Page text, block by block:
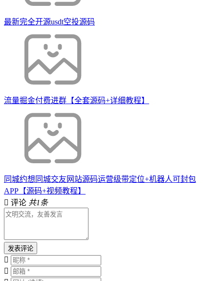
最新完全开源usdt空投源码
流量掘金付费进群【全套源码+详细教程】
同城约想同城交友网站源码运营级带定位+机器人可封包
APP【源码+视频教程】
评论 共1条
发表评论